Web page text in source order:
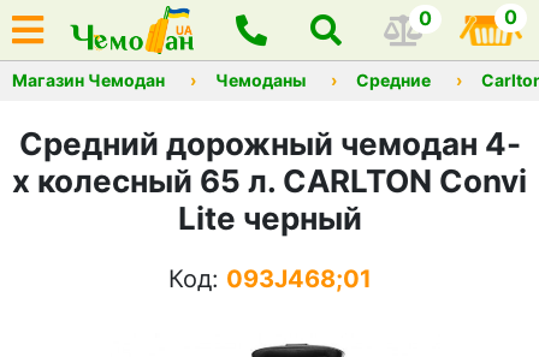
0 0
Магазин Чемодан Чемоданы Средние
Средний дорожный чемодан 4-
х колесный 65 л. CARLTON Convi
Lite черный
Код: 093J468;01